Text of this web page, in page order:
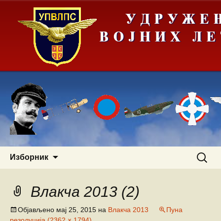
Изборник
Влакча 2013 (2)
Објављено мај 25, 2015 на Влакча 2013
Пуна